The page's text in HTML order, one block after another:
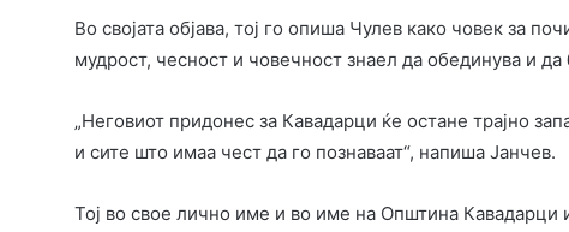
Во својата објава, тој го опиша Чулев како човек за
мудрост, чесност и човечност знаел да обединува и
„Неговиот придонес за Кавадарци ќе остане трајно
и сите што имаа чест да го познаваат“, напиша Јанчев.
Тој во свое лично име и во име на Општина Кавадарци